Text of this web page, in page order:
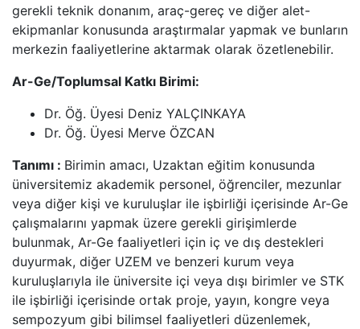
gerekli teknik donanım, araç-gereç ve diğer alet-
ekipmanlar konusunda araştırmalar yapmak ve bunların
merkezin faaliyetlerine aktarmak olarak özetlenebilir.
Ar-Ge/Toplumsal Katkı Birimi:
Dr. Öğ. Üyesi Deniz YALÇINKAYA
Dr. Öğ. Üyesi Merve ÖZCAN
Tanımı : Birimin amacı, Uzaktan eğitim konusunda
üniversitemiz akademik personel, öğrenciler, mezunlar
veya diğer kişi ve kuruluşlar ile işbirliği içerisinde Ar-Ge
çalışmalarını yapmak üzere gerekli girişimlerde
bulunmak, Ar-Ge faaliyetleri için iç ve dış destekleri
duyurmak, diğer UZEM ve benzeri kurum veya
kuruluşlarıyla ile üniversite içi veya dışı birimler ve STK
ile işbirliği içerisinde ortak proje, yayın, kongre veya
sempozyum gibi bilimsel faaliyetleri düzenlemek,